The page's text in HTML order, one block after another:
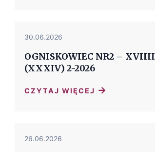
30.06.2026
OGNISKOWIEC NR2 – XVIIII
(XXXIV) 2-2026
CZYTAJ WIĘCEJ →
26.06.2026